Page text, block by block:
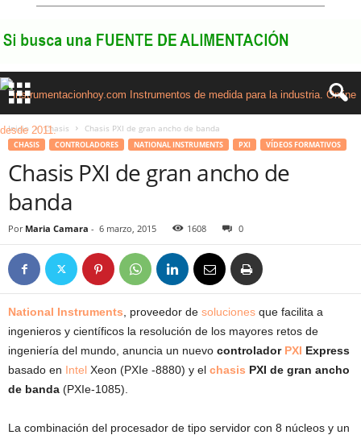
Inicio Chasis Chasis PXI de gran ancho de banda
CHASIS CONTROLADORES NATIONAL INSTRUMENTS PXI VÍDEOS FORMATIVOS
Chasis PXI de gran ancho de
banda
Por Maria Camara - 6 marzo, 2015 1608 0
National Instruments , proveedor de soluciones que facilita a
ingenieros y científicos la resolución de los mayores retos de
ingeniería del mundo, anuncia un nuevo controlador PXI Express
basado en Intel Xeon (PXIe -8880) y el chasis PXI de gran ancho
de banda (PXIe-1085).
La combinación del procesador de tipo servidor con 8 núcleos y un